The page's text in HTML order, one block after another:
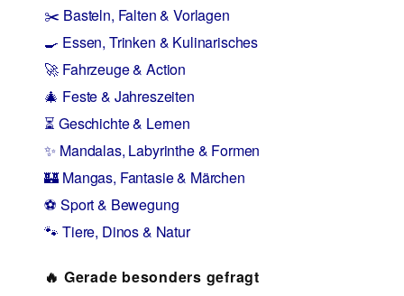
✂️ Basteln, Falten & Vorlagen
🍳 Essen, Trinken & Kulinarisches
🚀 Fahrzeuge & Action
🎄 Feste & Jahreszeiten
⏳ Geschichte & Lernen
✨ Mandalas, Labyrinthe & Formen
🏰 Mangas, Fantasie & Märchen
⚽ Sport & Bewegung
🐾 Tiere, Dinos & Natur
🔥 Gerade besonders gefragt